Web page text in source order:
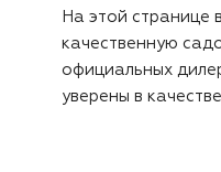
На этой странице
качественную
официальных
уверены в